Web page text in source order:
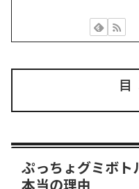
ぷっちょグミボト
本当の理由